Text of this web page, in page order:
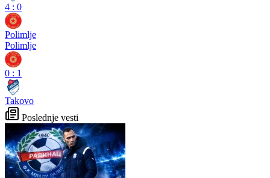
4 : 0
Polimlje
Polimlje
0 : 1
Takovo
Poslednje vesti